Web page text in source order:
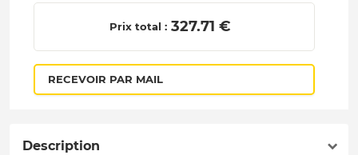
Prix total : 327.71 €
RECEVOIR PAR MAIL
Description